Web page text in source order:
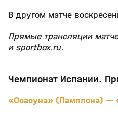
В другом матче
Прямые трансляции
и sportbox.ru.
Чемпионат Испании.
«Осасуна» (Памплона) —